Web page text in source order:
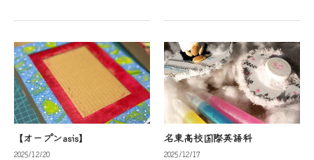
円（税込）13:00～16:00プラ
イマーコース5センチ角＋9セ
ンチ角＋トラベリングタイ
ル・・…
なアイデアが、ステキな帽子
になりました。楽しいひとと
きだったねー。#名東高校#ア
ート体…
【オープンasis】
2025/12/20
名東高校国際英語科
2025/12/17